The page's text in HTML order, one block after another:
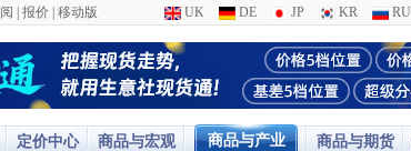
报价 移动版 UK DE JP KR RU
定价中心 商品与宏观 商品与产业 商品与期货